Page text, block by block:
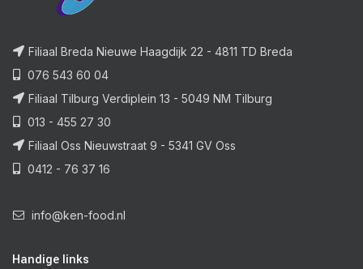
Filiaal Breda Nieuwe Haagdijk 22 - 4811 TD Breda
076 543 60 04
Filiaal Tilburg Verdiplein 13 - 5049 NM Tilburg
013 - 455 27 30
Filiaal Oss Nieuwstraat 9 - 5341 GV Oss
0412 - 76 37 16
info@ken-food.nl
Handige links